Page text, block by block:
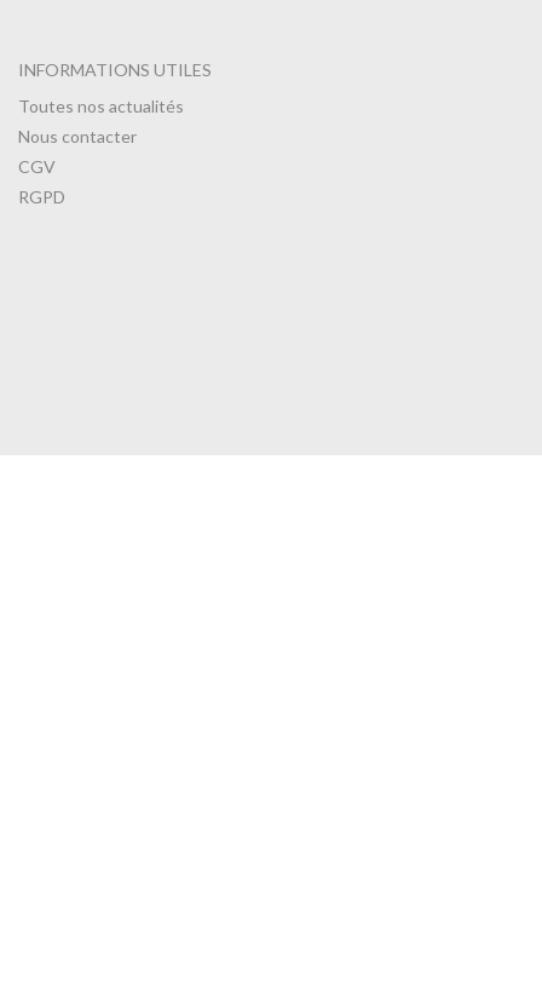
INFORMATIONS UTILES
Toutes nos actualités
Nous contacter
CGV
RGPD